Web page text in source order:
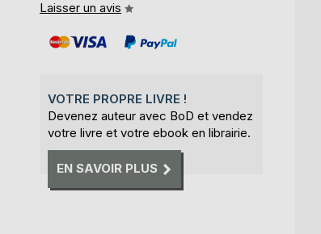
Laisser un avis
VOTRE PROPRE LIVRE !
Devenez auteur avec BoD et vendez
votre livre et votre ebook en librairie.
EN SAVOIR PLUS